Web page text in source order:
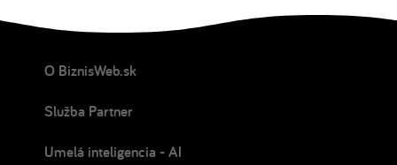
O BiznisWeb.sk
Služba Partner
Umelá inteligencia - AI